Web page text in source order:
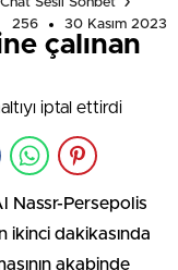
256
30 Kasım 2023
çalınan
Nassr-Persepolis
ikinci dakikasında
akabinde